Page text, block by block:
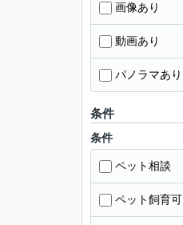
画像あり
動画あり
パノラマあり
条件
条件
ペット相談
ペット飼育可